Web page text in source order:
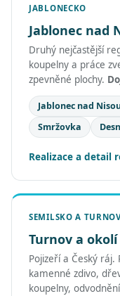
JABLONECKO
Jablonec nad
Druhý nejčastější
koupelny a práce
zpevněné plochy.
Jablonec nad
Smržovka
Realizace a detail
SEMILSKO A
Turnov a okolí
Pojizeří a Český
kamenné zdivo,
koupelny,